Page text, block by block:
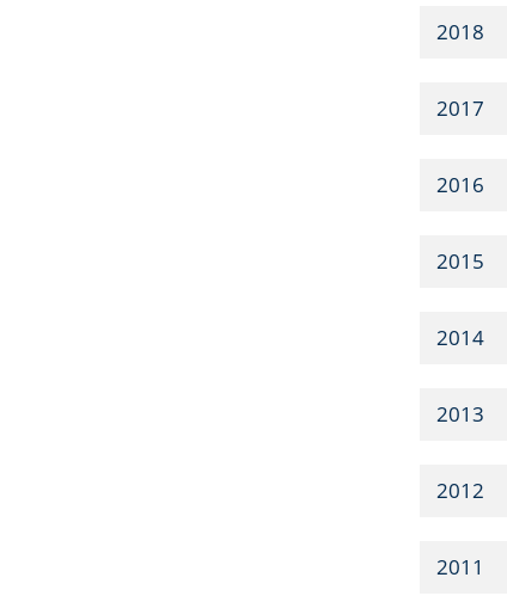
2018
2017
2016
2015
2014
2013
2012
2011